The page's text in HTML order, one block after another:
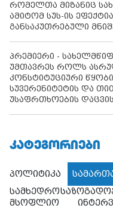
რომელთა მიზანიც
ამიტომ სუს-ის
განსაკუთრებული
პრემიერი -
უმთავრეს როლს
კონსტიტუციური
სუვერენიტეტის და
უსაფრთხოების დაცვის
ᲙᲐᲢᲔᲒᲝᲠᲘᲔᲑᲘ
პოლიტიკა
სამხედრო
მსოფლიო